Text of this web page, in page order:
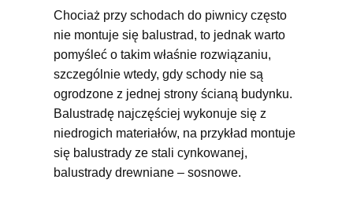
Chociaż przy schodach do piwnicy często
nie montuje się balustrad, to jednak warto
pomyśleć o takim właśnie rozwiązaniu,
szczególnie wtedy, gdy schody nie są
ogrodzone z jednej strony ścianą budynku.
Balustradę najczęściej wykonuje się z
niedrogich materiałów, na przykład montuje
się balustrady ze stali cynkowanej,
balustrady drewniane – sosnowe.